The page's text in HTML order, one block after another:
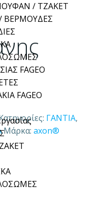
/ ΤΖΑΚΕΤ
ΒΕΡΜΟΥΔΕΣ
FAGEO
FAGEO
ΓΑΝΤΙΑ,
Μάρκα: axon®